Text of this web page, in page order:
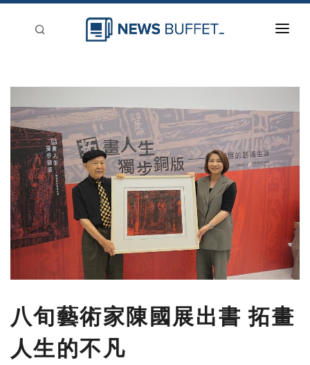
登入
刊登
八旬藝術家陳國展出書 拓畫
人生的不凡